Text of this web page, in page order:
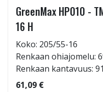
GreenMax HP010 -
16 H
Koko: 205/55-16
Renkaan ohiajomelu:
Renkaan kantavuus: 91
61,09 €